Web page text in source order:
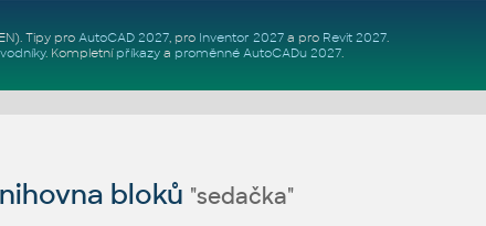
. Tipy pro AutoCAD 2027, pro Inventor 2027a pro Revit 2027.
. Kompletní příkazya proměnné AutoCADu 2027.
bloků "sedačka"